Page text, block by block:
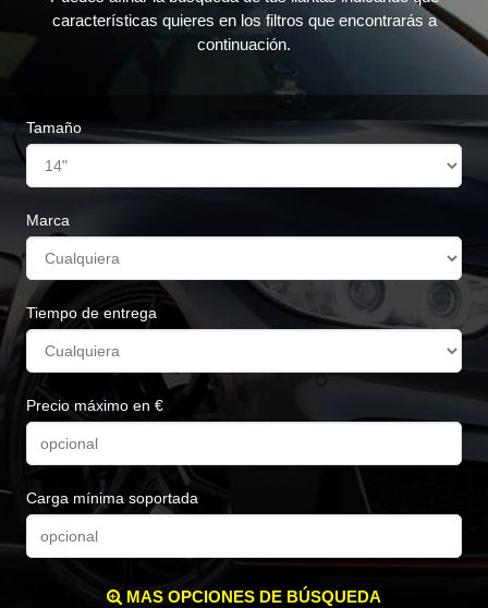
características quieres en los filtros que encontrarás a
continuación.
Tamaño
Marca
Tiempo de entrega
Precio máximo en €
Carga mínima soportada
MAS OPCIONES DE BÚSQUEDA